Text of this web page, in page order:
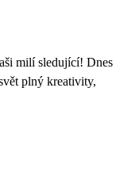
milí sledující! Dnes
plný kreativity,